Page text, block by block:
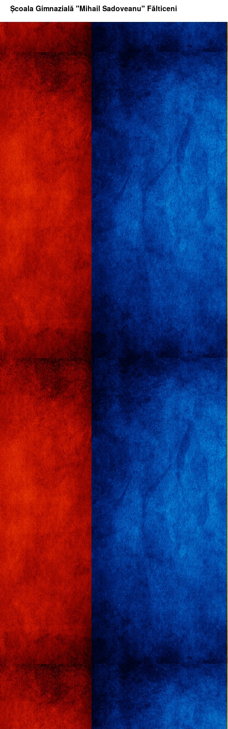
Şcoala Gimnazială "Mihail Sadoveanu" Fălticeni